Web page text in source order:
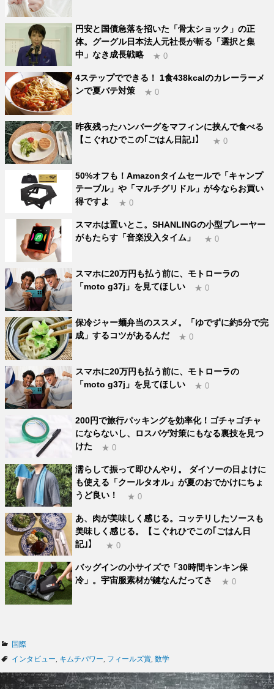
円安と国債急落を招いた「骨太ショック」の正
体。グーグル日本法人元社長が斬る「選択と集
中」なき成長戦略
★ 0
4ステップでできる！ 1食438kcalのカレーラーメ
ンで夏バテ対策
★ 0
昨夜残ったハンバーグをマフィンに挟んで食べる
【こぐれひでこの｢ごはん日記｣】
★ 0
50%オフも！Amazonタイムセールで「キャンプ
テーブル」や「マルチグリドル」が今ならお買い
得ですよ
★ 0
スマホは置いとこ。SHANLINGの小型プレーヤー
がもたらす「音楽没入タイム」
★ 0
スマホに20万円も払う前に、モトローラの
「moto g37j」を見てほしい
★ 0
保冷ジャー麺弁当のススメ。「ゆでずに約5分で完
成」するコツがあるんだ
★ 0
スマホに20万円も払う前に、モトローラの
「moto g37j」を見てほしい
★ 0
200円で旅行パッキングを効率化！ゴチャゴチャ
にならないし、ロスバゲ対策にもなる裏技を見つ
けた
★ 0
濡らして振って即ひんやり。 ダイソーの日よけに
も使える「クールタオル」が夏のおでかけにちょ
うど良い！
★ 0
あ、肉が美味しく感じる。コッテリしたソースも
美味しく感じる。【こぐれひでこの｢ごはん日
記｣】
★ 0
バッグインの小サイズで「30時間キンキン保
冷」。宇宙服素材が鍵なんだってさ
★ 0
カ
テ
リ
国際
タ
インタビュー キムチパワー フィールズ賞 数学